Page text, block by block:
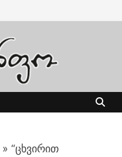
» “ცხვირით